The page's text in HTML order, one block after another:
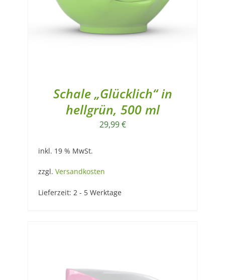
Schale „Glücklich“ in
hellgrün, 500 ml
29,99€
inkl. 19 % MwSt.
zzgl. Versandkosten
Lieferzeit: 2 - 5 Werktage